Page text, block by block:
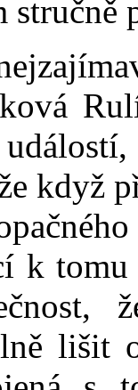
stručně
když
k
lišit